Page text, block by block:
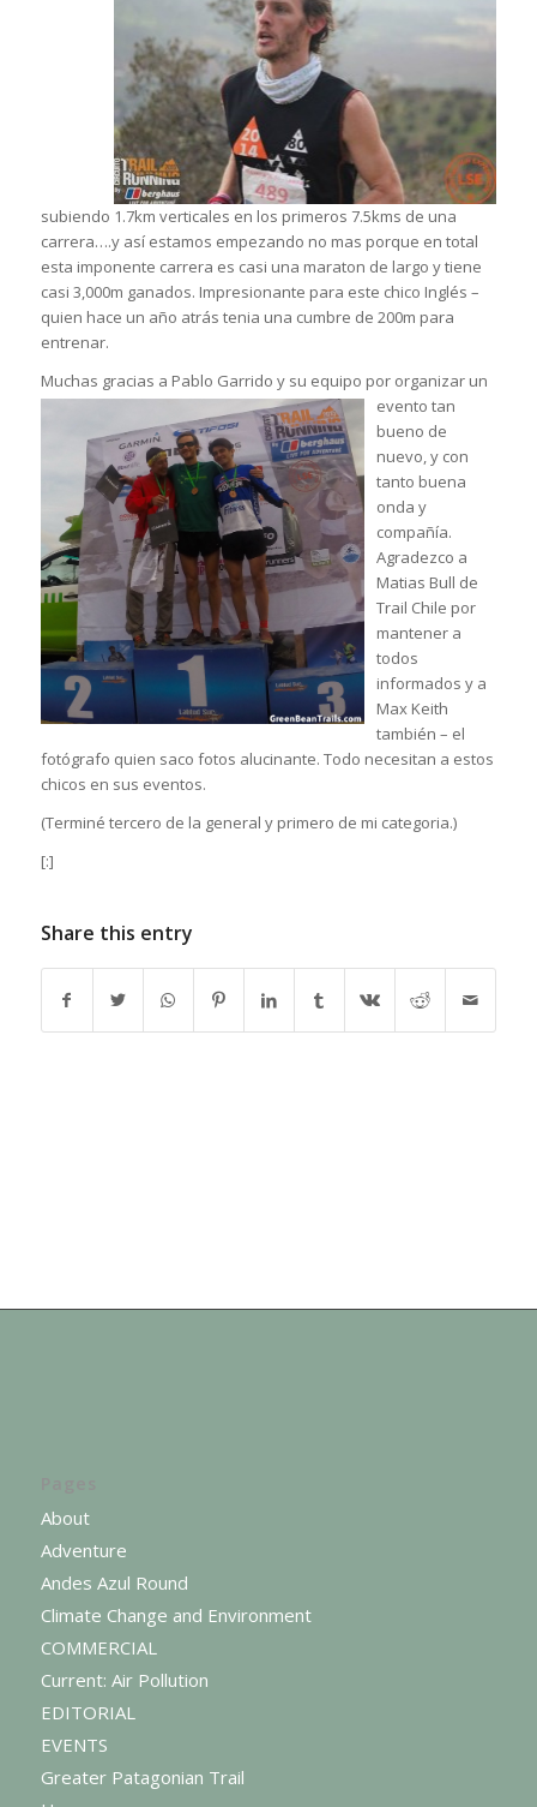
subiendo 1.7km verticales en los primeros 7.5kms de una
carrera….y así estamos empezando no mas porque en total
esta imponente carrera es casi una maraton de largo y tiene
casi 3,000m ganados. Impresionante para este chico Inglés –
quien hace un año atrás tenia una cumbre de 200m para
entrenar.
Muchas gracias a Pablo Garrido y su equipo por organizar un
evento tan
bueno de
nuevo, y con
tanto buena
onda y
compañía.
Agradezco a
Matias Bull de
Trail Chile por
mantener a
todos
informados y a
Max Keith
también – el
fotógrafo quien saco fotos alucinante. Todo necesitan a estos
chicos en sus eventos.
(Terminé tercero de la general y primero de mi categoria.)
[:]
Share this entry
About
Adventure
Andes Azul Round
Climate Change and Environment
COMMERCIAL
Current: Air Pollution
EDITORIAL
EVENTS
Greater Patagonian Trail